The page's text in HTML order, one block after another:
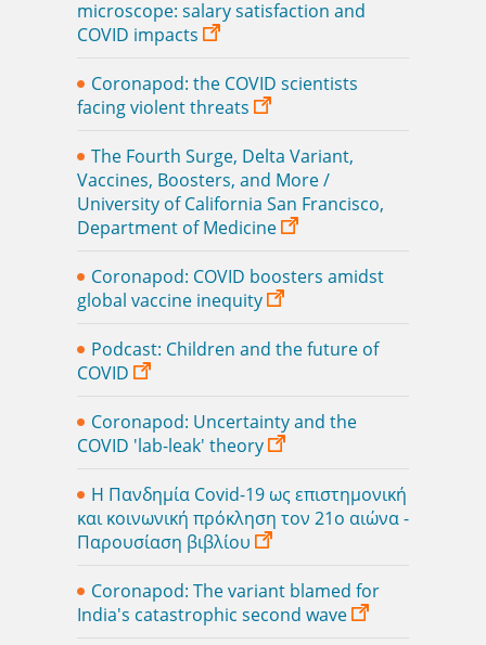
microscope: salary satisfaction and
COVID impacts
Coronapod: the COVID scientists
facing violent threats
The Fourth Surge, Delta Variant,
Vaccines, Boosters, and More /
University of California San Francisco,
Department of Medicine
Coronapod: COVID boosters amidst
global vaccine inequity
Podcast: Children and the future of
COVID
Coronapod: Uncertainty and the
COVID 'lab-leak' theory
Η Πανδημία Covid-19 ως επιστημονική
και κοινωνική πρόκληση τον 21ο αιώνα -
Παρουσίαση βιβλίου
Coronapod: The variant blamed for
India's catastrophic second wave